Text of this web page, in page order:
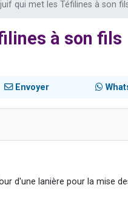
qui met les Téfilines à son
à son fils
Envoyer
d'une lanière pour la mise